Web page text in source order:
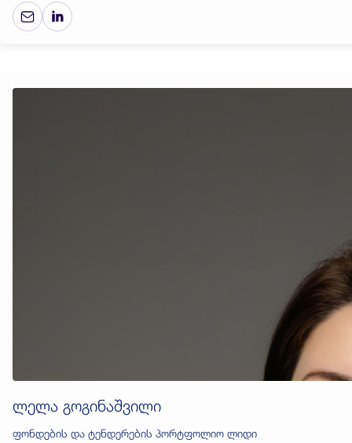
ლელა გოგინაშვილი
ფონდების და ტენდერების პორტფოლიო ლიდი